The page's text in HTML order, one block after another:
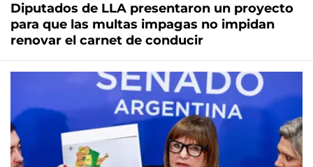
Diputados de LLA presentaron un proyecto
para que las multas impagas no impidan
renovar el carnet de conducir